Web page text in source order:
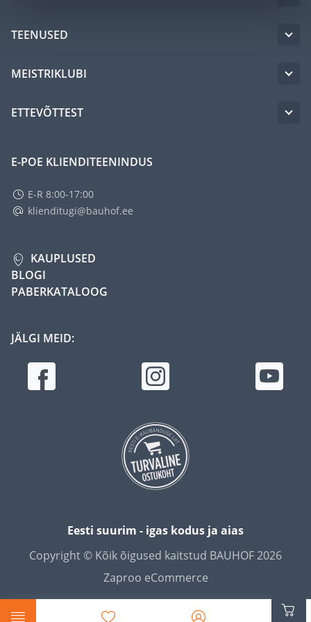
TEENUSED
MEISTRIKLUBI
ETTEVÕTTEST
E-POE KLIENDITEENINDUS
E-R 8:00-17:00
klienditugi@bauhof.ee
KAUPLUSED
BLOGI
PABERKATALOOG
JÄLGI MEID:
Eesti suurim - igas kodus ja aias
Copyright © Kõik õigused kaitstud BAUHOF 2026
Zaproo eCommerce